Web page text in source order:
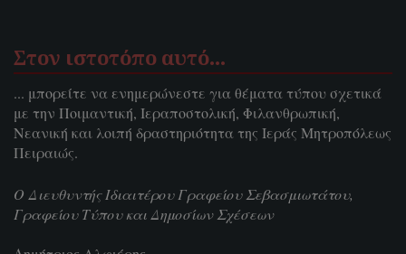
Στον ιστοτόπο αυτό…
... μπορείτε να ενημερώνεστε για θέματα τύπου σχετικά
με την Ποιμαντική, Ιεραποστολική, Φιλανθρωπική,
Νεανική και λοιπή δραστηριότητα της Ιεράς Μητροπόλεως
Πειραιώς.
Ο Διευθυντής Ιδιαιτέρου Γραφείου Σεβασμιωτάτου,
Γραφείου Τύπου και Δημοσίων Σχέσεων